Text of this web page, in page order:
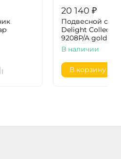
20 140 ₽
Подвесной
Delight
9208P/A gold
В наличии
В корзину